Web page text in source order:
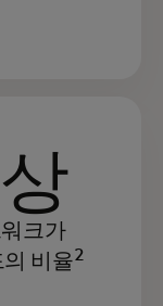
크가
비율2